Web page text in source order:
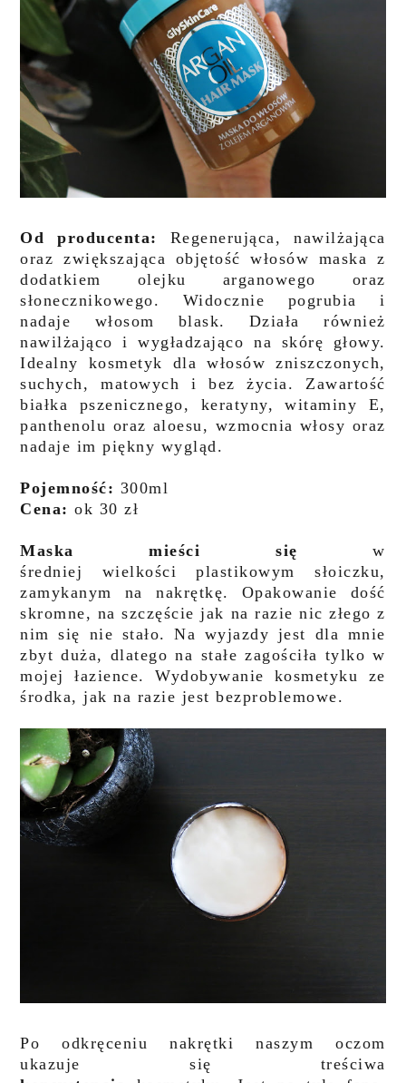
Od producenta:
Regenerująca, nawilżająca
oraz zwiększająca objętość włosów maska z
dodatkiem olejku arganowego oraz
słonecznikowego. Widocznie pogrubia i
nadaje włosom blask. Działa również
nawilżająco i wygładzająco na skórę głowy.
Idealny kosmetyk dla włosów zniszczonych,
suchych, matowych i bez życia. Zawartość
białka pszenicznego, keratyny, witaminy E,
panthenolu oraz aloesu, wzmocnia włosy oraz
nadaje im piękny wygląd.
Pojemność: 300ml
Cena: ok 30 zł
Maska mieści się w
średniej wielkości plastikowym słoiczku,
zamykanym na nakrętkę. Opakowanie dość
skromne, na szczęście jak na razie nic złego z
nim się nie stało. Na wyjazdy jest dla mnie
zbyt duża, dlatego na stałe zagościła tylko w
mojej łazience. Wydobywanie kosmetyku ze
środka, jak na razie jest bezproblemowe.
Po odkręceniu nakrętki naszym oczom
ukazuje się treściwa